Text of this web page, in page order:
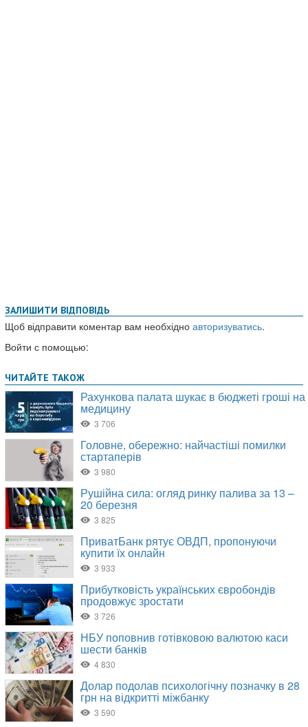
ЗАЛИШИТИ ВІДПОВІДЬ
Щоб відправити коментар вам необхідно авторизуватись.
Войти с помощью: